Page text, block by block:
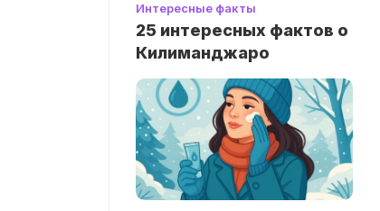
Интересные факты
25 интересных фактов о
Килиманджаро